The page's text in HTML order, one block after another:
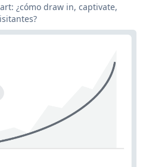
¿cómo draw in, captivate,